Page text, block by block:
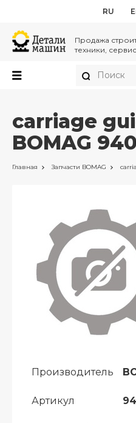
RU
Продажа
техники,
carriage
BOMAG
Главная Запчасти BOMAG
Производитель
Артикул